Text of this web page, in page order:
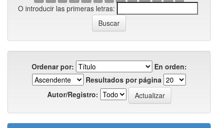
O introducir las primeras letras:
Ordenar por:
En orden:
Resultados por página
Autor/Registro: